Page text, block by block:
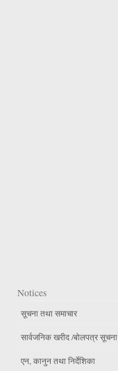
Notices
सूचना तथा समाचार
सार्वजनिक खरीद /बोलपत्र सूचना
एन, कानुन तथा निर्देशिका